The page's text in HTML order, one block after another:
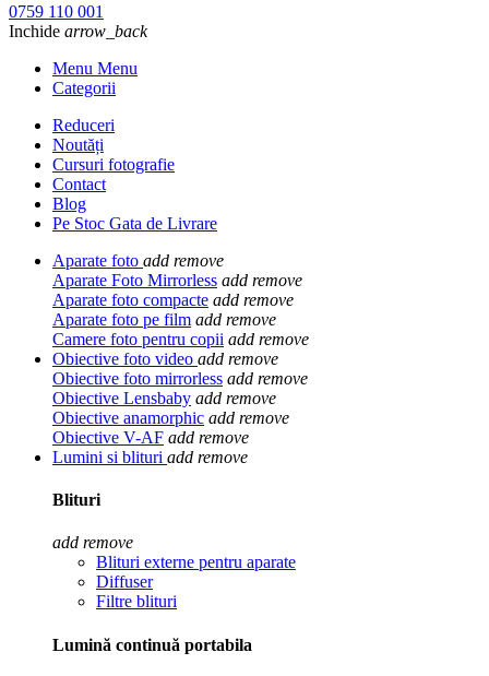
0759 110 001
Inchide arrow_back
Menu Menu
Categorii
Reduceri
Noutăți
Cursuri fotografie
Contact
Blog
Pe Stoc Gata de Livrare
Aparate foto add remove
Aparate Foto Mirrorless add remove
Aparate foto compacte add remove
Aparate foto pe film add remove
Camere foto pentru copii add remove
Obiective foto video add remove
Obiective foto mirrorless add remove
Obiective Lensbaby add remove
Obiective anamorphic add remove
Obiective V-AF add remove
Lumini si blituri add remove
Blituri
add remove
Blituri externe pentru aparate
Diffuser
Filtre blituri
Lumină continuă portabila